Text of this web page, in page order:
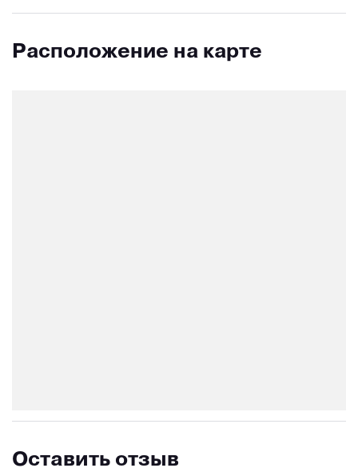
Расположение на карте
Оставить отзыв